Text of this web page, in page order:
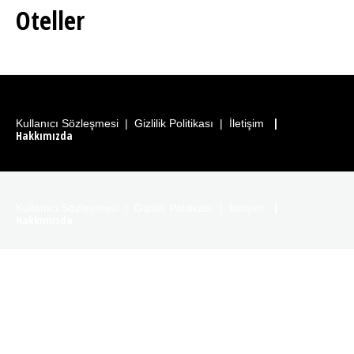
Oteller
Kullanıcı Sözleşmesi | Gizlilik Politikası | İletişim
|
Hakkımızda